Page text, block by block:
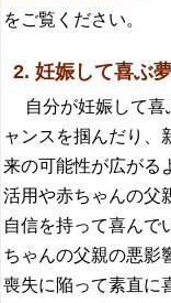
をご覧ください。
2. 妊娠して喜ぶ
自分が妊娠して喜
ャンスを掴んだり、
来の可能性が広がる
活用や赤ちゃんの父
自信を持って喜んで
ちゃんの父親の悪影
喪失に陥って素直に